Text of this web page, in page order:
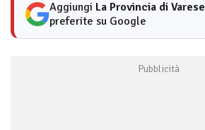
Aggiungi La Provincia di Varese
preferite su Google